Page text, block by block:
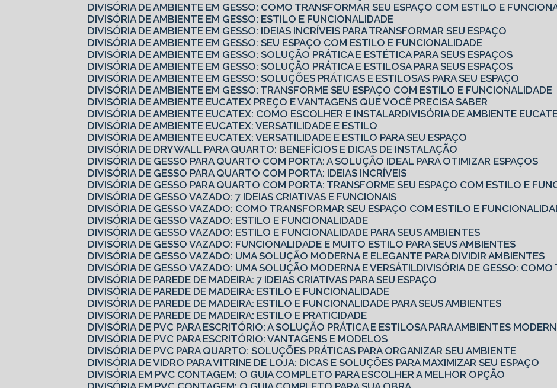
DIVISÓRIA DE AMBIENTE EM GESSO: COMO TRANSFORMAR SEU ESPAÇO COM ESTILO E
DIVISÓRIA DE AMBIENTE EM GESSO: ESTILO E FUNCIONALIDADE
DIVISÓRIA DE AMBIENTE EM GESSO: IDEIAS INCRÍVEIS PARA TRANSFORMAR SEU ESPAÇO
DIVISÓRIA DE AMBIENTE EM GESSO: SEU ESPAÇO COM ESTILO E FUNCIONALIDADE
DIVISÓRIA DE AMBIENTE EM GESSO: SOLUÇÃO PRÁTICA E ESTÉTICA PARA SEUS ESPAÇOS
DIVISÓRIA DE AMBIENTE EM GESSO: SOLUÇÃO PRÁTICA E ESTILOSA PARA SEUS ESPAÇOS
DIVISÓRIA DE AMBIENTE EM GESSO: SOLUÇÕES PRÁTICAS E ESTILOSAS PARA SEU ESPAÇO
DIVISÓRIA DE AMBIENTE EM GESSO: TRANSFORME SEU ESPAÇO COM ESTILO E FUNCIONALIDADE
DIVISÓRIA DE AMBIENTE EUCATEX PREÇO E VANTAGENS QUE VOCÊ PRECISA SABER
DIVISÓRIA DE AMBIENTE EUCATEX: COMO ESCOLHER E INSTALAR
DIVISÓRIA DE AMBIENTE
DIVISÓRIA DE AMBIENTE EUCATEX: VERSATILIDADE E ESTILO
DIVISÓRIA DE AMBIENTE EUCATEX: VERSATILIDADE E ESTILO PARA SEU ESPAÇO
DIVISÓRIA DE DRYWALL PARA QUARTO: BENEFÍCIOS E DICAS DE INSTALAÇÃO
DIVISÓRIA DE GESSO PARA QUARTO COM PORTA: A SOLUÇÃO IDEAL PARA OTIMIZAR ESPAÇOS
DIVISÓRIA DE GESSO PARA QUARTO COM PORTA: IDEIAS INCRÍVEIS
DIVISÓRIA DE GESSO PARA QUARTO COM PORTA: TRANSFORME SEU ESPAÇO COM ESTILO E
DIVISÓRIA DE GESSO VAZADO: 7 IDEIAS CRIATIVAS E FUNCIONAIS
DIVISÓRIA DE GESSO VAZADO: COMO TRANSFORMAR SEU ESPAÇO COM ESTILO E
DIVISÓRIA DE GESSO VAZADO: ESTILO E FUNCIONALIDADE
DIVISÓRIA DE GESSO VAZADO: ESTILO E FUNCIONALIDADE PARA SEUS AMBIENTES
DIVISÓRIA DE GESSO VAZADO: FUNCIONALIDADE E MUITO ESTILO PARA SEUS AMBIENTES
DIVISÓRIA DE GESSO VAZADO: UMA SOLUÇÃO MODERNA E ELEGANTE PARA DIVIDIR AMBIENTES
DIVISÓRIA DE GESSO VAZADO: UMA SOLUÇÃO MODERNA E VERSÁTIL
DIVISÓRIA DE GESSO:
DIVISÓRIA DE PAREDE DE MADEIRA: 7 IDEIAS CRIATIVAS PARA SEU ESPAÇO
DIVISÓRIA DE PAREDE DE MADEIRA: ESTILO E FUNCIONALIDADE
DIVISÓRIA DE PAREDE DE MADEIRA: ESTILO E FUNCIONALIDADE PARA SEUS AMBIENTES
DIVISÓRIA DE PAREDE DE MADEIRA: ESTILO E PRATICIDADE
DIVISÓRIA DE PVC PARA ESCRITÓRIO: A SOLUÇÃO PRÁTICA E ESTILOSA PARA AMBIENTES
DIVISÓRIA DE PVC PARA ESCRITÓRIO: VANTAGENS E MODELOS
DIVISÓRIA DE PVC PARA QUARTO: SOLUÇÕES PRÁTICAS PARA ORGANIZAR SEU AMBIENTE
DIVISÓRIA DE VIDRO PARA VITRINE DE LOJA: DICAS E SOLUÇÕES PARA MAXIMIZAR SEU ESPAÇO
DIVISÓRIA EM PVC CONTAGEM: O GUIA COMPLETO PARA ESCOLHER A MELHOR OPÇÃO